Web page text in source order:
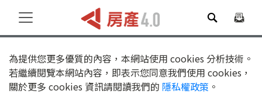
為提供您更多優質的內容，本網站使用 cookies 分析技術。
若繼續閱覽本網站內容，即表示您同意我們使用 cookies，
關於更多 cookies 資訊請閱讀我們的 隱私權政策 。